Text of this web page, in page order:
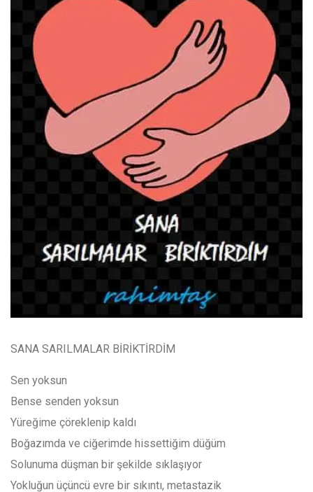
SANA SARILMALAR BİRİKTİRDİM
Sen yoksun
Bense senden yoksun
Yüreğime çöreklenip kaldı
Boğazımda ve ciğerimde hissettiğim düğüm
Solunuma düşman bir şekilde sıklaşıyor
Yokluğun üçüncü evre bir sıkıntı, metastazik